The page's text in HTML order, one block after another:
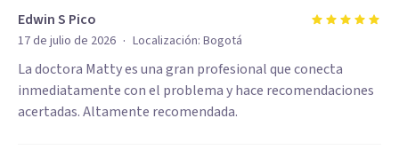
Edwin S Pico
17 de julio de 2026 · Localización: Bogotá
La doctora Matty es una gran profesional que conecta
inmediatamente con el problema y hace recomendaciones
acertadas. Altamente recomendada.